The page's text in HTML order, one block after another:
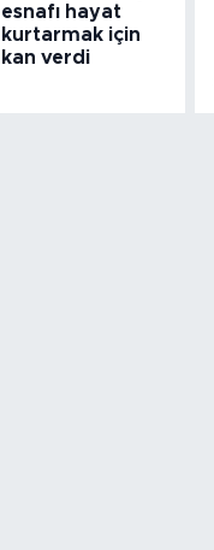
esnafı hayat
kurtarmak için
kan verdi